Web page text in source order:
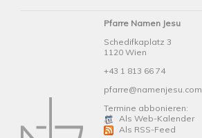
Pfarre Namen Jesu
Schedifkaplatz 3
1120 Wien
+43 1 813 66 74
pfarre@namenjesu.com
Termine abbonieren:
Als Web-Kalender
Als RSS-Feed